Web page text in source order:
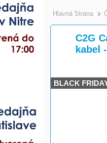
Hlavná Strana
C2G
kabel
BLACK